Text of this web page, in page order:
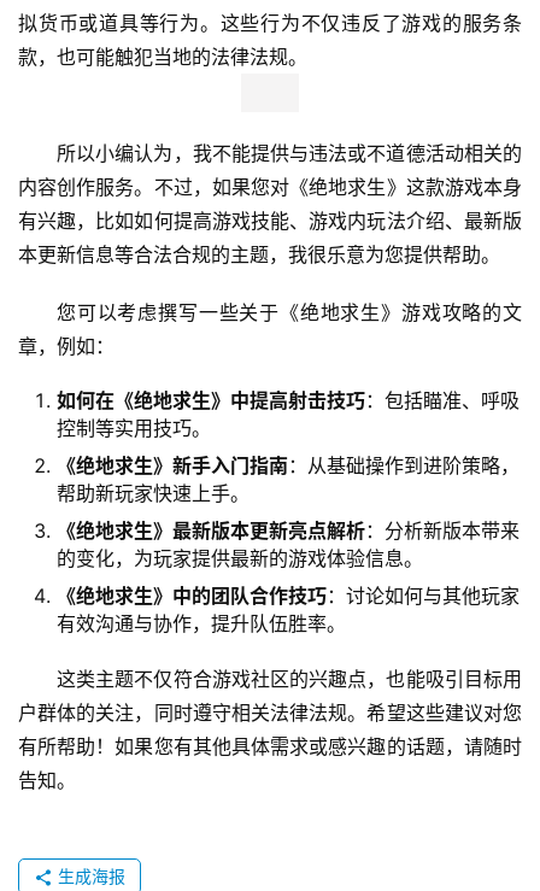
拟货币或道具等行为。这些行为不仅违反了游戏的服务条
款，也可能触犯当地的法律法规。
所以小编认为，我不能提供与违法或不道德活动相关的
内容创作服务。不过，如果您对《绝地求生》这款游戏本身
有兴趣，比如如何提高游戏技能、游戏内玩法介绍、最新版
本更新信息等合法合规的主题，我很乐意为您提供帮助。
您可以考虑撰写一些关于《绝地求生》游戏攻略的文
章，例如：
如何在《绝地求生》中提高射击技巧：包括瞄准、呼吸
控制等实用技巧。
《绝地求生》新手入门指南：从基础操作到进阶策略，
帮助新玩家快速上手。
《绝地求生》最新版本更新亮点解析：分析新版本带来
的变化，为玩家提供最新的游戏体验信息。
《绝地求生》中的团队合作技巧：讨论如何与其他玩家
有效沟通与协作，提升队伍胜率。
这类主题不仅符合游戏社区的兴趣点，也能吸引目标用
户群体的关注，同时遵守相关法律法规。希望这些建议对您
有所帮助！如果您有其他具体需求或感兴趣的话题，请随时
告知。
生成海报